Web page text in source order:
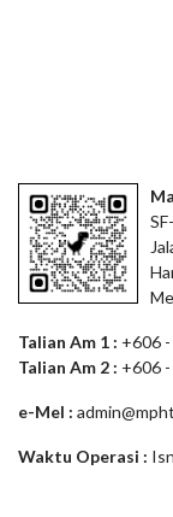
Talian Am 1 : +606
Talian Am 2 : +606
e-Mel :
Waktu Operasi :